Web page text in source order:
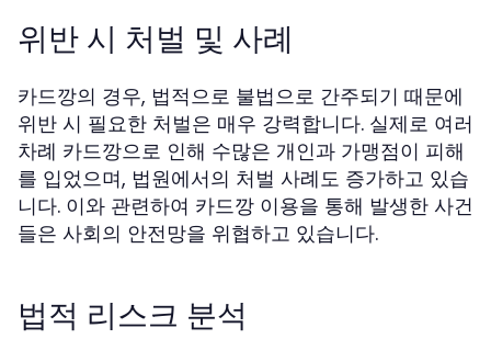
위반 시 처벌 및 사례
카드깡의 경우, 법적으로 불법으로 간주되기 때문에
위반 시 필요한 처벌은 매우 강력합니다. 실제로 여러
차례 카드깡으로 인해 수많은 개인과 가맹점이 피해
를 입었으며, 법원에서의 처벌 사례도 증가하고 있습
니다. 이와 관련하여 카드깡 이용을 통해 발생한 사건
들은 사회의 안전망을 위협하고 있습니다.
법적 리스크 분석